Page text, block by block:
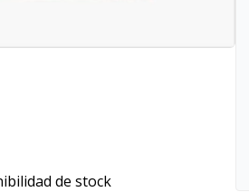
de stock